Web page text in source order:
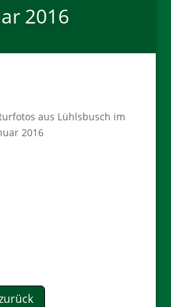
2016
aus Lühlsbusch im
2016